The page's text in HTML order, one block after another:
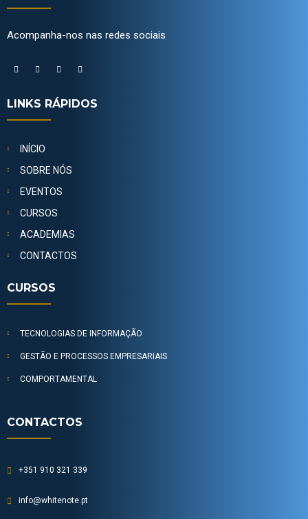
Acompanha-nos nas redes sociais
LINKS RÁPIDOS
INÍCIO
SOBRE NÓS
EVENTOS
CURSOS
ACADEMIAS
CONTACTOS
CURSOS
TECNOLOGIAS DE INFORMAÇÃO
GESTÃO E PROCESSOS EMPRESARIAIS
COMPORTAMENTAL
CONTACTOS
+351 910 321 339
info@whitenote.pt